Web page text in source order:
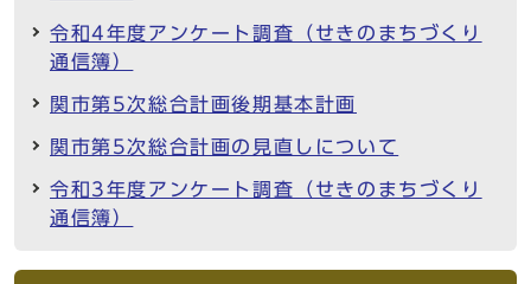
令和4年度アンケート調査（せきのまちづくり
通信簿）
関市第5次総合計画後期基本計画
関市第5次総合計画の見直しについて
令和3年度アンケート調査（せきのまちづくり
通信簿）